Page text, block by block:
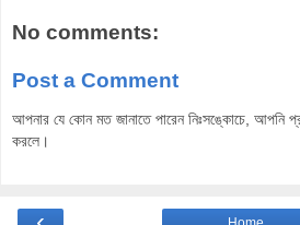
No comments:
Post a Comment
আপনার যে কোন মত জানাতে পারেন নিঃসঙ্কোচে, আপনি
করলে।